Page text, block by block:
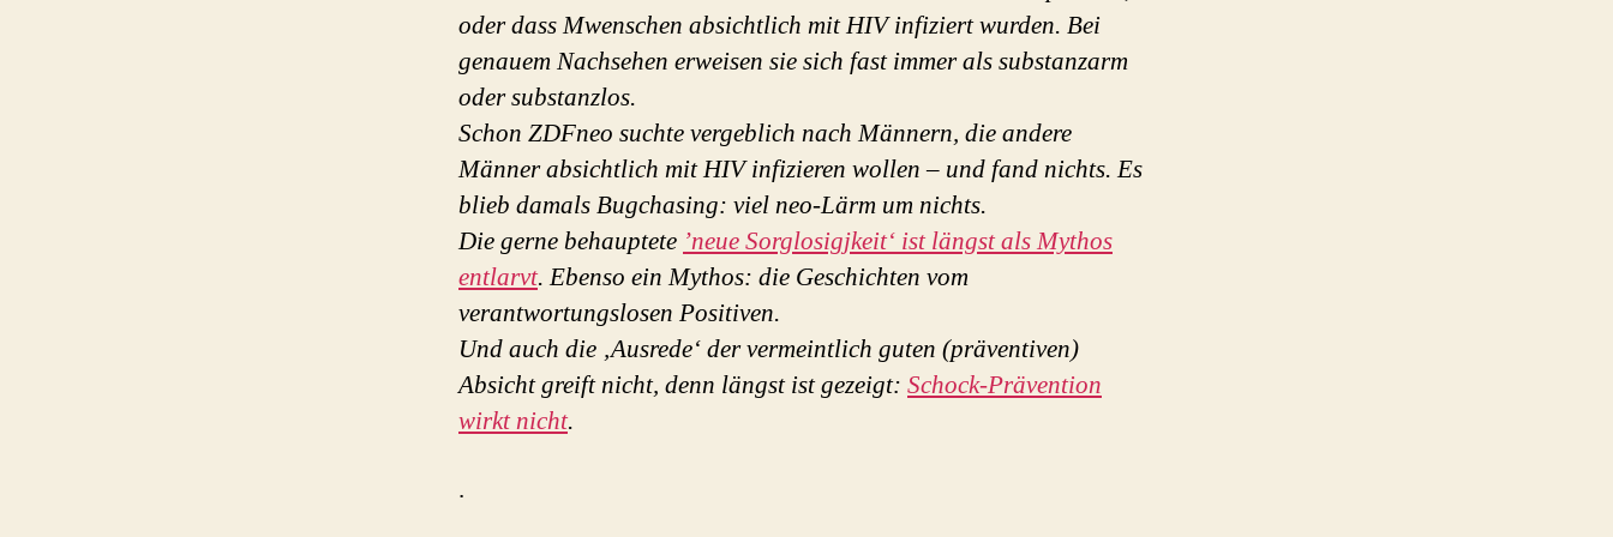
oder dass Mwenschen absichtlich mit HIV infiziert wurden. Bei
genauem Nachsehen erweisen sie sich fast immer als substanzarm
oder substanzlos.
Schon ZDFneo suchte vergeblich nach Männern, die andere
Männer absichtlich mit HIV infizieren wollen – und fand nichts. Es
blieb damals Bugchasing: viel neo-Lärm um nichts.
Die gerne behauptete ’neue Sorglosigjkeit‘ ist längst als Mythos
entlarvt. Ebenso ein Mythos: die Geschichten vom
verantwortungslosen Positiven.
Und auch die ‚Ausrede‘ der vermeintlich guten (präventiven)
Absicht greift nicht, denn längst ist gezeigt: Schock-Prävention
wirkt nicht.
.